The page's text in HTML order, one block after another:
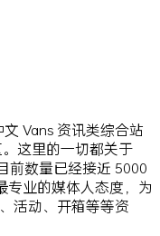
Vans 资讯类综合站
这里的一切都关于
前数量已经接近 5000
专业的媒体人态度，为
活动、开箱等等资